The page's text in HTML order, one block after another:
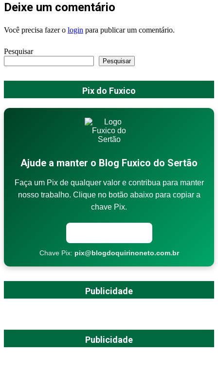
Deixe um comentário
Você precisa fazer o login para publicar um comentário.
Pesquisar
Pesquisar
Pix do Fuxico
Ajude a manter o Blog Fuxico do Sertão
Faça um Pix de qualquer valor e contribua para manter
nosso trabalho. Clique no botão abaixo para copiar a
chave Pix.
Chave Pix: pix@blogdoquirinoneto.com.br
Publicidade
Publicidade